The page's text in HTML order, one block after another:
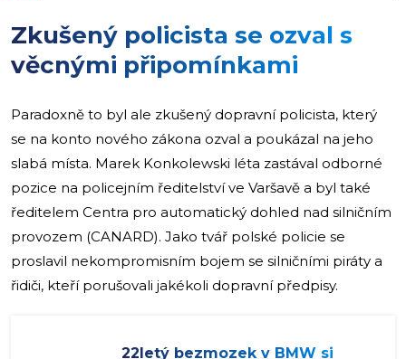
Zkušený policista se ozval s
věcnými připomínkami
Paradoxně to byl ale zkušený dopravní policista, který
se na konto nového zákona ozval a poukázal na jeho
slabá místa. Marek Konkolewski léta zastával odborné
pozice na policejním ředitelství ve Varšavě a byl také
ředitelem Centra pro automatický dohled nad silničním
provozem (CANARD). Jako tvář polské policie se
proslavil nekompromisním bojem se silničními piráty a
řidiči, kteří porušovali jakékoli dopravní předpisy.
22letý bezmozek v BMW si